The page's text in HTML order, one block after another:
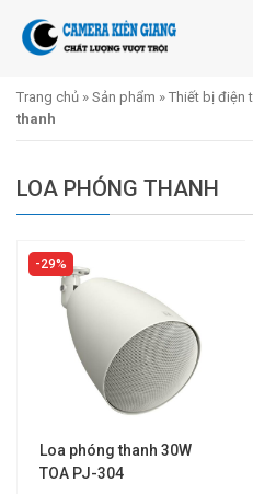
Trang chủ » Sản phẩm » Thiết bị điện
thanh
LOA PHÓNG THANH
29%
Loa phóng thanh 30W
TOA PJ-304